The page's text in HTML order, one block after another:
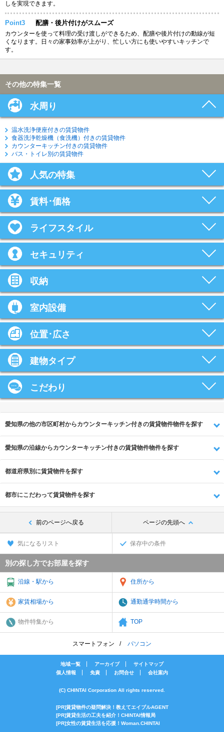
しを実現できます。
Point3 配膳・後片付けがスムーズ
カウンターを使って料理の受け渡しができるため、配膳や後片付けの動線が短
くなります。日々の家事効率が上がり、忙しい方にも使いやすいキッチンで
す。
その他の特集一覧
水周り
温水洗浄便座付きの賃貸物件
食器洗浄乾燥機（食洗機）付きの賃貸物件
カウンターキッチン付きの賃貸物件
バス・トイレ別の賃貸物件
人気の特集
賃料･価格
ライフスタイル
セキュリティ
収納
室内設備
位置･広さ
建物タイプ
こだわり
愛知県の他の市区町村からカウンターキッチン付きの賃貸物件物件を探す
愛知県の沿線からカウンターキッチン付きの賃貸物件物件を探す
都道府県別に賃貸物件を探す
都市にこだわって賃貸物件を探す
前のページへ戻る ページの先頭へ
気になるリスト 保存中の条件
別の探し方でお部屋を探す
沿線・駅から 住所から
家賃相場から 通勤通学時間から
物件特集から TOP
スマートフォン パソコン
地域一覧 アーカイブ
サイトマップ
個人情報
免責 お問合せ 会社案内
(C) CHINTAI Corporation All rights reserved.
[PR]賃貸物件の疑問解決！教えてエイブルAGENT
[PR]賃貸生活の工夫を紹介！CHINTAI情報局
[PR]女性の賃貸生活を応援！Woman.CHINTAI